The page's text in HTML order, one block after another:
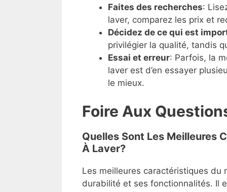
Faites des recherches:
laver, comparez les prix et
Décidez de ce qui est
privilégier la qualité, tandis
Essai et erreur: Parfois, la
laver est d’en essayer
le mieux.
Foire Aux
Quelles Sont Les Meilleures
À Laver?
Les meilleures caractéristiques du
durabilité et ses fonctionnalités. Il